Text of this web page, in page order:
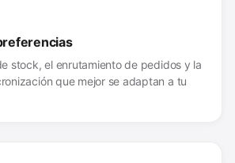
stock, el enrutamiento de pedidos y la
que mejor se adaptan a tu